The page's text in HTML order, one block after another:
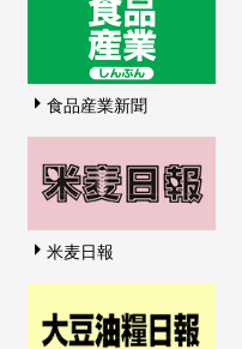
食品産業新聞
米麦日報